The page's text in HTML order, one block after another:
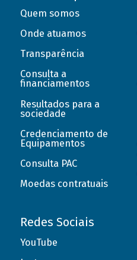
Quem somos
Onde atuamos
Transparência
Consulta a
financiamentos
Resultados para a
sociedade
Credenciamento de
Equipamentos
Consulta PAC
Moedas contratuais
Redes Sociais
YouTube